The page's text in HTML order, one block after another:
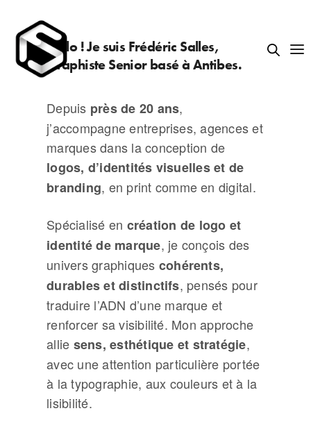
Hello ! Je suis Frédéric Salles,
Graphiste Senior basé à Antibes.
Depuis près de 20 ans,
j’accompagne entreprises, agences et
marques dans la conception de
logos, d’identités visuelles et de
branding, en print comme en digital.
Spécialisé en création de logo et
identité de marque, je conçois des
univers graphiques cohérents,
durables et distinctifs, pensés pour
traduire l’ADN d’une marque et
renforcer sa visibilité. Mon approche
allie sens, esthétique et stratégie,
avec une attention particulière portée
à la typographie, aux couleurs et à la
lisibilité.